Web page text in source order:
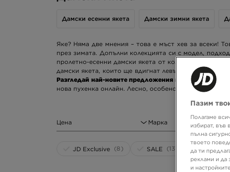
Яке? Няма две мнения – това е мъст хев за всеки!
през зимата. Допълни колекцията си с модел,
пролетно-есенни дамски якета от колекциите на
дамски якета, които ще вдигнат левъла на всеки
Разгледай най-новите предложения и виж кое
нова пухенка онлайн. Лесно, особено с помощта на JD!
Дамски есенни якета Дамски зимни якета
Цена Марка
JD Exclusive (8) SALE (13)
Пазим
Полагаме
избират, във
пълна
твоето
да ти
реклами и
и